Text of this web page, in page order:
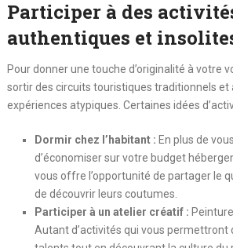
Participer à des
authentiques et
Pour donner une touche d’originalité à votre
sortir des circuits touristiques traditionnels et
expériences atypiques. Certaines idées
Dormir chez l’habitant : En plus de
d’économiser sur votre budget
vous offre l’opportunité de partager le
de découvrir leurs coutumes.
Participer à un atelier créatif :
Autant d’activités qui vous permettront